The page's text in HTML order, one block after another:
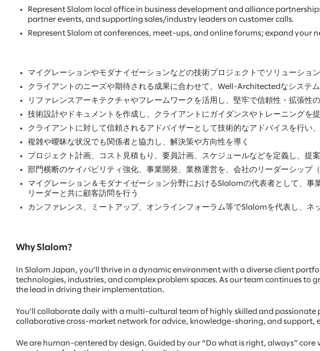
Represent Slalom local office in business development and alliance
partner events, and supporting sales/industry leaders on customer calls.
Represent Slalom at conferences, meet-ups, and online forums; expand your
マイグレーションやモダナイゼーションなどの技術プロジェクトでソリューショ
クライアントのニーズや期待される成果に合わせて、Well-Architectedなシステ
リファレンスアーキテクチャやフレームワークを活用し、堅牢で信頼性・拡張性
技術設計やドキュメントを作成し、クライアントにガイダンスやトレーニングを
クライアントに対して信頼されるアドバイザーとして技術的なアドバイスを行い
複雑や曖昧な状況でも関係者と協力し、解決策や方向性を導く
プロジェクト計画、コスト見積もり、要員計画、スケジュールなどを定義し、提
部門横断のケイパビリティ強化、事業開発、業務運営を、会社のリーダーシップ
マイグレーション＆モダナイゼーション分野におけるSlalomの代表者として、
リーダーと共に顧客訪問を行う
カンファレンス、ミートアップ、オンラインフォーラム等でSlalomを代表し、ネ
Why Slalom?
In Slalom Japan, you’ll thrive in a dynamic environment with a diverse client
technologies, industries, and complex problem spaces. As our team continues
the lead in driving their implementation.
You’ll collaborate daily with a multi-cultural team of highly skilled and
collaborative cross-market network for advice, knowledge-sharing, and support,
We are human-centered by design. Guided by our “Do what is right, always”